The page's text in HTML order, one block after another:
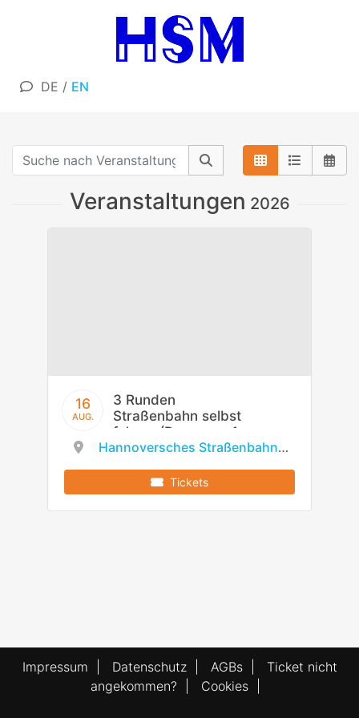
DE / EN
Veranstaltungen 2026
16
AUG.
3 Runden
Straßenbahn selbst
fahren (Dauer ca. 1
Stunde)
Hannoversches Straßenbahn-Museum e.V.
Tickets
Impressum Datenschutz| AGBs| Ticket nicht
angekommen?
Cookies